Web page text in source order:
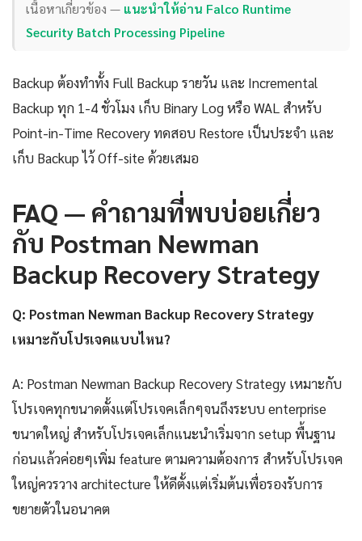
เนื้อหาเกี่ยวข้อง — แนะนำให้อ่าน Falco Runtime
Security Batch Processing Pipeline
Backup ต้องทำทั้ง Full Backup รายวัน และ Incremental
Backup ทุก 1-4 ชั่วโมง เก็บ Binary Log หรือ WAL สำหรับ
Point-in-Time Recovery ทดสอบ Restore เป็นประจำ และ
เก็บ Backup ไว้ Off-site ด้วยเสมอ
FAQ — คำถามที่พบบ่อยเกี่ยว
กับ Postman Newman
Backup Recovery Strategy
Q: Postman Newman Backup Recovery Strategy
เหมาะกับโปรเจคแบบไหน?
A: Postman Newman Backup Recovery Strategy เหมาะกับ
โปรเจคทุกขนาดตั้งแต่โปรเจคเล็กๆจนถึงระบบ enterprise
ขนาดใหญ่ สำหรับโปรเจคเล็กแนะนำเริ่มจาก setup พื้นฐาน
ก่อนแล้วค่อยๆเพิ่ม feature ตามความต้องการ สำหรับโปรเจค
ใหญ่ควรวาง architecture ให้ดีตั้งแต่เริ่มต้นเพื่อรองรับการ
ขยายตัวในอนาคต